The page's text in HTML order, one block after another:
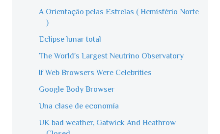
A Orientação pelas Estrelas ( Hemisfério Norte
)
Eclipse lunar total
The World's Largest Neutrino Observatory
If Web Browsers Were Celebrities
Google Body Browser
Una clase de economía
UK bad weather, Gatwick And Heathrow